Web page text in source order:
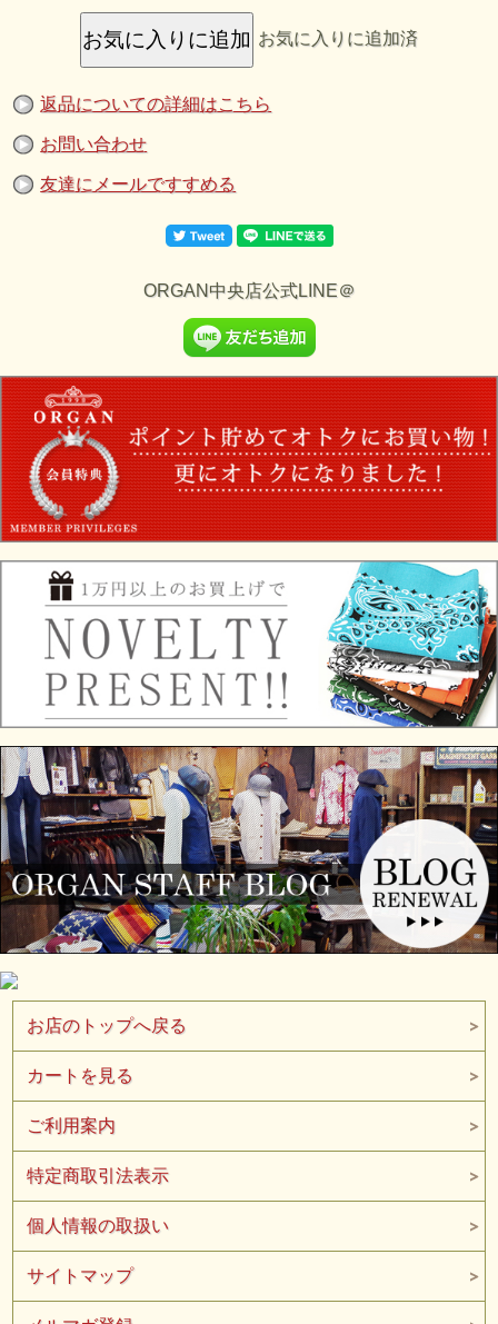
着丈 6cm、身幅4cm、肩幅5cm、袖丈8cm前後の縮みが生じます。
モデル：身長175cm、体重65kgがサイズ38を着用しています。
試着した感想：洗濯後の縮みを考えると40でピッタリです。
2001XX-1ST Col.NON WASH“Lot 2001XX 1ST TYPE”
40年代仕様のWAREHOUSE オリジナルタックボタン。ポケット口に
はレーヨンピスネーム。角張った形状のフラップであるものの、1本
針のステッチは弧を描いている。2ndモデルより も細いウエストバン
ドはよりクラシックな印象。
お気に入りに追加済
返品についての詳細はこちら
お問い合わせ
友達にメールですすめる
ORGAN中央店公式LINE＠
お店のトップへ戻る
カートを見る
ご利用案内
特定商取引法表示
個人情報の取扱い
サイトマップ